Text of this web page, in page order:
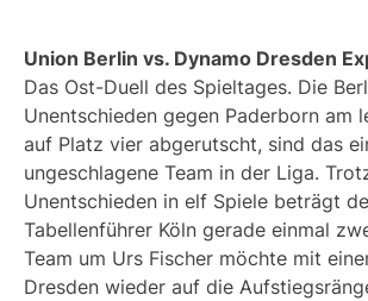
Union Berlin vs. Dynamo Dresden
Das Ost-Duell des Spieltages. Die
Unentschieden gegen Paderborn am
auf Platz vier abgerutscht, sind das
ungeschlagene Team in der Liga.
Unentschieden in elf Spiele beträgt
Tabellenführer Köln gerade einmal
Team um Urs Fischer möchte mit
Dresden wieder auf die